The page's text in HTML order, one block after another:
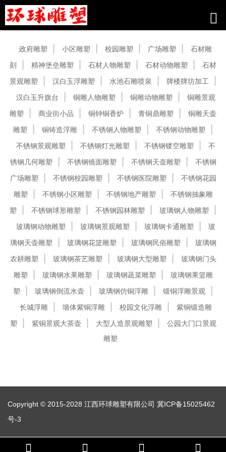
政府雕塑 小区雕塑 校园雕塑 广场雕塑
石材雕
刻
精神堡垒雕塑 石材人物雕塑 石材动物雕塑
石材
景观雕塑
汉白玉浮雕塑 水池石雕喷泉
牌楼牌坊加工
汉白玉升旗台
铜雕人物雕塑 铜雕动物雕塑
铜雕景观
雕塑
商业街小品 铜钟铜香炉 青铜鼎雕塑
铜雕天壶
雕塑
铜铸造浮雕 不锈钢人物雕塑
不锈钢动物雕塑
不锈钢景观雕塑
不锈钢灯光雕塑 不锈钢镂空雕塑
不
锈钢几何雕塑
不锈钢镜面雕塑 不锈钢天壶雕塑
不锈钢
广场雕塑
不锈钢校园雕塑 不锈钢医院雕塑
不锈钢花园
雕塑
不锈钢小区雕塑 不锈钢地产雕塑
不锈钢抽象雕
塑
不锈钢球形雕塑 不锈钢园林雕塑
玻璃钢人物雕塑
玻璃钢动物雕塑
玻璃钢景观雕塑 玻璃钢卡通雕塑
玻
璃钢天壶雕塑
玻璃钢花篮雕塑 玻璃钢民俗雕塑
玻璃钢
农耕雕塑
玻璃钢茶艺雕塑 玻璃钢大型雕塑
玻璃钢门头
雕塑
玻璃钢水果雕塑 玻璃钢蔬菜雕塑
玻璃钢果篮雕
塑
玻璃钢倒流水壶 玻璃钢仿铜浮雕
锻铜浮雕景观
长城浮雕
墙体紫铜浮雕 校园文化浮雕
紫铜锻造雕
塑
紫铜景观大茶壶 大型人造景观雕塑
公园大门口景观
雕塑
Copyright © 2015-2028 江西环球雕塑有限公司 冀ICP备15025462
号-3